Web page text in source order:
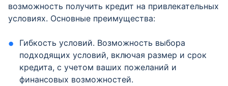
возможность получить кредит на привлекательных
условиях. Основные преимущества:
Гибкость условий. Возможность выбора
подходящих условий, включая размер и срок
кредита, с учетом ваших пожеланий и
финансовых возможностей.